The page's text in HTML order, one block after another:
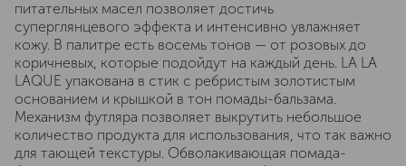
питательных масел позволяет достичь
суперглянцевого эффекта и интенсивно увлажняет
кожу. В палитре есть восемь тонов — от розовых до
коричневых, которые подойдут на каждый день. LA LA
LAQUE упакована в стик с ребристым золотистым
основанием и крышкой в тон помады-бальзама.
Механизм футляра позволяет выкрутить небольшое
количество продукта для использования, что так важно
для тающей текстуры. Обволакивающая помада-